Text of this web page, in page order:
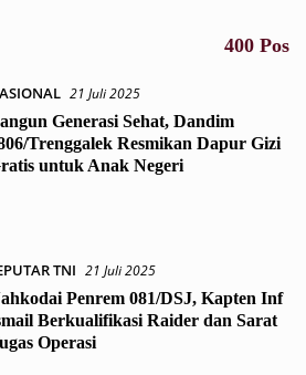
400 Pos
21 Juli 2025
Generasi Sehat, Dandim
Trenggalek Resmikan Dapur Gizi
untuk Anak Negeri
TNI 21 Juli 2025
Penrem 081/DSJ, Kapten Inf
Berkualifikasi Raider dan Sarat
Operasi